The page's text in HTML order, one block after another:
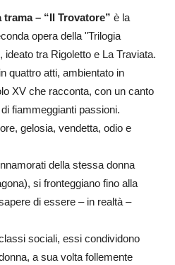
trama – “Il Trovatore” è la
opera della "Trilogia
ideato tra Rigoletto e La Traviata.
quattro atti, ambientato in
XV che racconta, con un canto
fiammeggianti passioni.
gelosia, vendetta, odio e
della stessa donna
si fronteggiano fino alla
di essere – in realtà –
sociali, essi condividono
a sua volta follemente